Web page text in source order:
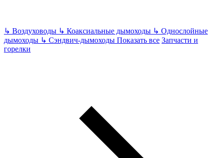
↳ Воздуховоды ↳ Коаксиальные дымоходы ↳ Однослойные
дымоходы ↳ Сэндвич-дымоходы Показать все Запчасти и
горелки